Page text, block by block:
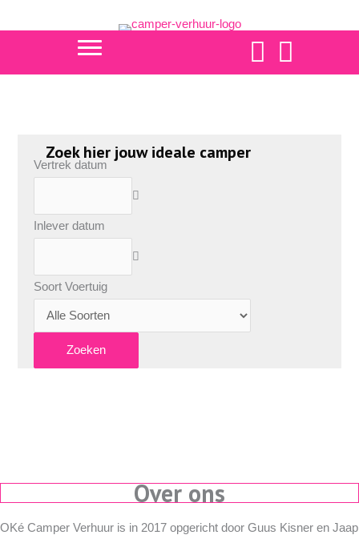
https://https://
Over ons
OKé Camper Verhuur is in 2017 opgericht door Guus Kisner en Jaap
Zoek hier jouw ideale camper
Vertrek datum
Inlever datum
Soort Voertuig
Zoeken